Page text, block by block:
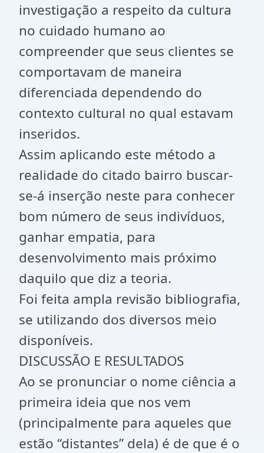
investigação a respeito da cultura
no cuidado humano ao
compreender que seus clientes se
comportavam de maneira
diferenciada dependendo do
contexto cultural no qual estavam
inseridos.
Assim aplicando este método a
realidade do citado bairro buscar-
se-á inserção neste para conhecer
bom número de seus indivíduos,
ganhar empatia, para
desenvolvimento mais próximo
daquilo que diz a teoria.
Foi feita ampla revisão bibliografia,
se utilizando dos diversos meio
disponíveis.
DISCUSSÃO E RESULTADOS
Ao se pronunciar o nome ciência a
primeira ideia que nos vem
(principalmente para aqueles que
estão “distantes” dela) é de que é o